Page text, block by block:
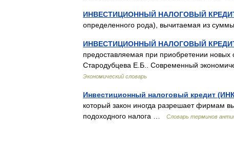
ИНВЕСТИЦИОННЫЙ НАЛОГОВЫЙ
определенного рода), вычитаемая из
ИНВЕСТИЦИОННЫЙ НАЛОГОВЫЙ
предоставляемая при приобретении новых
Стародубцева Е.Б.. Современный
Экономический словарь
Инвестиционный налоговый кредит
который закон иногда разрешает фирмам
подоходного налога …
Словарь терминов